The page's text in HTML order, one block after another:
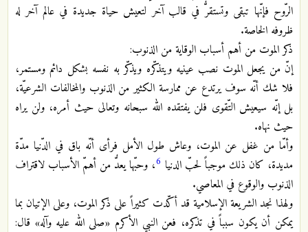
الرّوح فإنّها تبقى وتستقرُّ في قالب آخر لتعيش حياة جديدة في عالم آخر له
ظروفه الخاصة.
ذكر الموت من أهم أسباب الوقاية من الذنوب:
إنّ من يجعل الموت نصب عينيه ويتذكّره ويذكّر به نفسه بشكل دائم ومستمر،
فلا شك أنّه سوف يرتدع عن ممارسة الكثير من الذنوب والمخالفات الشرعيّة،
بل إنّه سيعيش التّقوى فلن يفتقده الله سبحانه وتعالى حيث أمره، ولن يراه
حيث نهاه.
وأمّا من غفل عن الموت، وعاش طول الأمل فرأى أنّه باق في الدّنيا مدّة
مديدة، كان ذلك موجباً لحبّ الدنيا 6، وحبّها يعدُّ من أهمّ الأسباب لاقتراف
الذنوب والوقوع في المعاصي.
ولهذا نجد الشريعة الإسلامية قد أكّدت كثيراً على ذكر الموت، وعلى الإتيان بما
يمكن أن يكون سبباً في تذكره، فعن النبي الأكرم «صلى الله عليه وآله» قال: